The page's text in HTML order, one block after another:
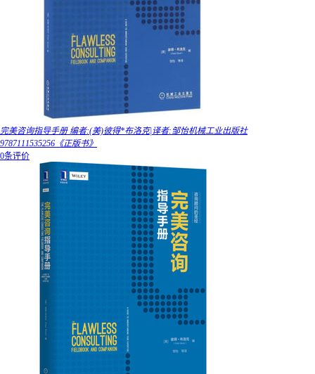
完美咨询指导手册 编者:(美)彼得*布洛克|译者:邹怡机械工业出版社
9787111535256《正版书》
0条评价